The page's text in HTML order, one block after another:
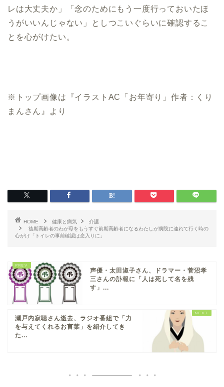
レは大丈夫か」「念のためにもう一度行っておいたほ
うがいいんじゃない」としつこいぐらいに確認するこ
とを心がけたい。
※トップ画像は『イラストAC「お年寄り」作者：くり
まんさん』より
HOME 健康と病気
介護
後期高齢者のわが母をもうすぐ前期高齢者になるわたしが病院に連れて行く時の
心がけ「トイレの事前確認は念入りに」
声優・太田淑子さん、ドラマー・菅沼孝
三さんの訃報に「人は死して名を残
す」...
瀬戸内寂聴さん逝去、ラジオ番組で「力
を与えてくれるお言葉」を紹介してき
た...